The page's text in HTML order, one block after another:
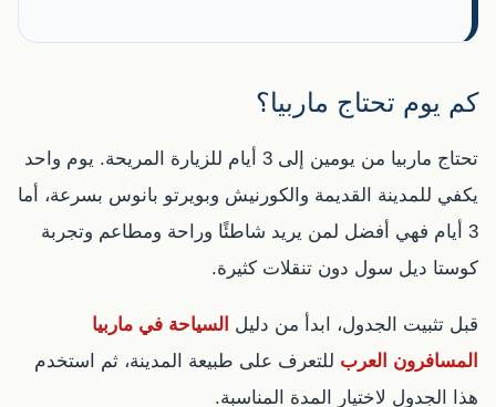
كم يوم تحتاج ماربيا؟
تحتاج ماربيا من يومين إلى 3 أيام للزيارة المريحة. يوم واحد
يكفي للمدينة القديمة والكورنيش وبويرتو بانوس بسرعة، أما
3 أيام فهي أفضل لمن يريد شاطئًا وراحة ومطاعم وتجربة
كوستا ديل سول دون تنقلات كثيرة.
قبل تثبيت الجدول، ابدأ من دليل السياحة في ماربيا
المسافرون العرب للتعرف على طبيعة المدينة، ثم استخدم
هذا الجدول لاختيار المدة المناسبة.